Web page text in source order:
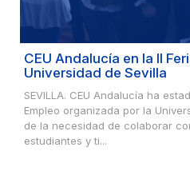
CEU Andalucía en la II
Universidad de Sevilla
SEVILLA. CEU Andalucía ha
Empleo organizada por la
de la necesidad de colaborar
estudiantes y ti...